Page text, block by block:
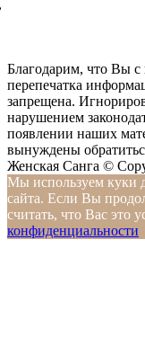
Благодарим, что Вы с
перепечатка
запрещена.
нарушением
появлении наших
вынуждены
Женская Санга ©
Мы используем куки
сайта. Если Вы
считать, что Вас это
конфиденциальности